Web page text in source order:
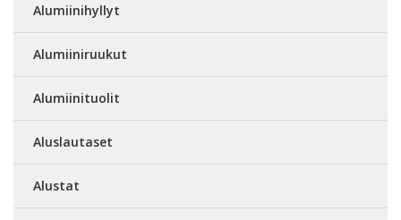
Alumiinihyllyt
Alumiiniruukut
Alumiinituolit
Aluslautaset
Alustat